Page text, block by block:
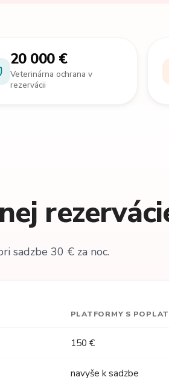
20 000 €
Veterinárna ochrana v
rezervácii
sadzbe 30 € za noc.
PLATFORMY S
150 €
navyše k sadzbe